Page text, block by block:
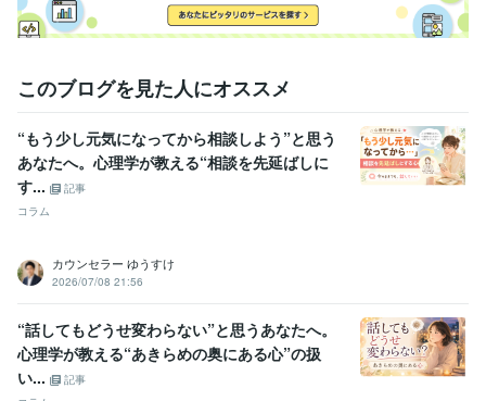
受賞歴
ココナラ　レギュラーランク昇格 ココナラ　ブロンズランク昇格 コ
資格・検定
臨床心理士 取得年 : 2008年
得意分野
悩み相談・カウンセリング カウンセリング、相談
このブログを見た人にオススメ
“もう少し元気になってから相談しよう”と思う
あなたへ。心理学が教える“相談を先延ばしに
す...
記事
コラム
カウンセラー ゆうすけ
2026/07/08 21:56
“話してもどうせ変わらない”と思うあなたへ。
心理学が教える“あきらめの奥にある心”の扱
い...
記事